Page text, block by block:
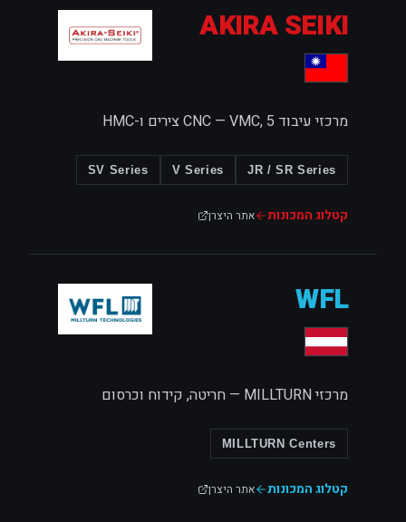
AKIRA SEIKI
מרכזי עיבוד CNC — VMC, 5 צירים ו-HMC
JR / SR Series
V Series
SV Series
קטלוג המכונות אתר היצרן
WFL
מרכזי MILLTURN — חריטה, קידוח וכרסום
MILLTURN Centers
קטלוג המכונות אתר היצרן